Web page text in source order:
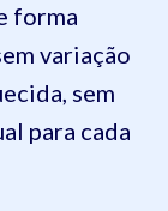
forma
variação
sem
para cada